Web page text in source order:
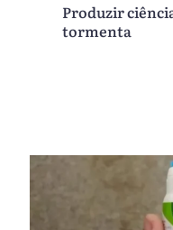
Produzir
tormenta